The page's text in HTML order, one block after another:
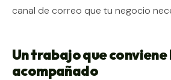
canal de correo que tu negocio
Un trabajo que conviene
acompañado